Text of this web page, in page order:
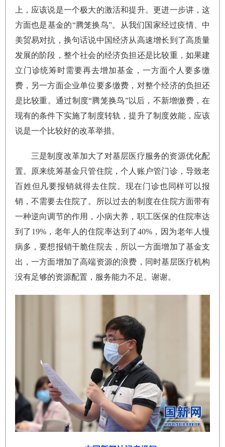
上，应该说是一个极大的激活和提升。更进一步讲，这
方面也是基金的“腾笼换鸟”。从我们国家经过疫情、中
美贸易对抗，换句话说中国经济从高速增长到了高质量
发展的阶段，整个社会的经济负担还是比较重，如果建
立门诊统筹时需要再去增加基金，一方面个人要多缴
费，另一方面企业单位要多缴费，对整个经济的负担还
是比较重。通过制度“腾笼换鸟”以后，不新增缴费，在
现有的条件下实施了制度转轨，提升了制度效能，应该
说是一个比较好的改革举措。
三是制度改革加大了对基层医疗服务的资源优化配
置。原来统筹基金只管住院，个人账户管门诊，导致老
百姓但凡要报销就得去住院。现在门诊也同样可以报
销，不需要去住院了。所以过去的制度在住院方面带有
一种逆向调节的作用，小病大养，职工医保的住院率达
到了19%，老年人的住院率达到了40%，因为老年人慢
病多，要想报销干脆住院去，所以一方面增加了基金支
出，一方面增加了高端资源的浪费，同时基层医疗机构
没有足够的资源配置，服务能力不足。谢谢。